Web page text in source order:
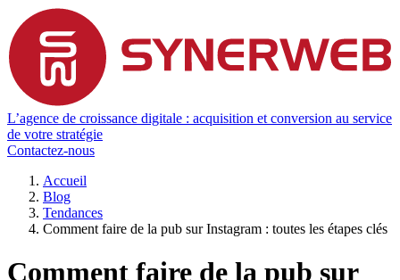
L’agence de croissance digitale : acquisition et conversion au service
de votre stratégie
Contactez-nous
Accueil
Blog
Tendances
Comment faire de la pub sur Instagram : toutes les étapes clés
Comment faire de la pub sur